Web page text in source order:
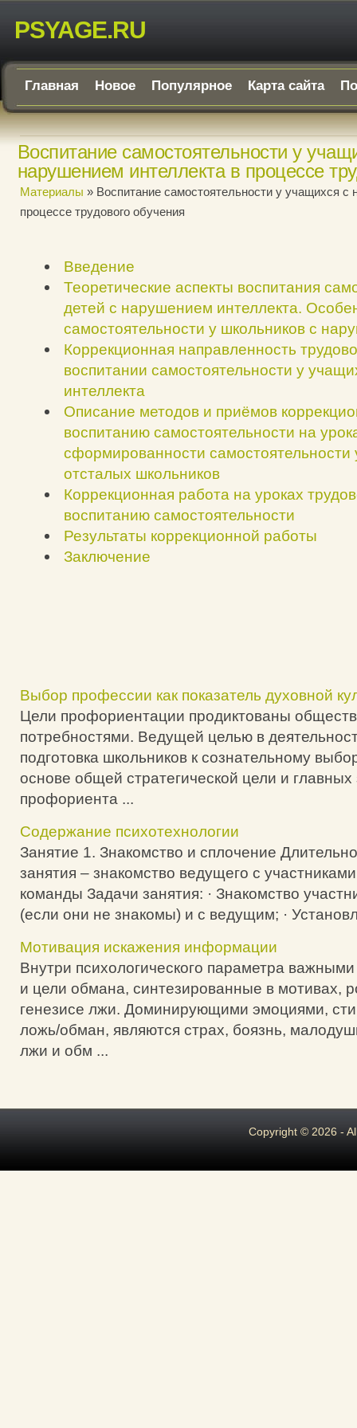
PSYAGE.RU
Главная Новое Популярное Карта сайта
Воспитание самостоятельности у
нарушением интеллекта в процессе
Материалы » Воспитание самостоятельности у учащихся с
процессе трудового обучения
Введение
Теоретические аспекты воспитания
детей с нарушением интеллекта.
самостоятельности у школьников с
Коррекционная направленность
воспитании самостоятельности у
интеллекта
Описание методов и приёмов
воспитанию самостоятельности на
сформированности самостоятельности
отсталых школьников
Коррекционная работа на уроках
воспитанию самостоятельности
Результаты коррекционной работы
Заключение
Выбор профессии как показатель духовной
Цели профориентации продиктованы
потребностями. Ведущей целью в
подготовка школьников к сознательному
основе общей стратегической цели и главных
профориента ...
Содержание психотехнологии
Занятие 1. Знакомство и сплочение
занятия – знакомство ведущего с
команды Задачи занятия: · Знакомство
(если они не знакомы) и с ведущим; ·
Мотивация искажения информации
Внутри психологического параметра
и цели обмана, синтезированные в мотивах,
генезисе лжи. Доминирующими эмоциями,
ложь/обман, являются страх, боязнь,
лжи и обм ...
Copyright © 2026 -